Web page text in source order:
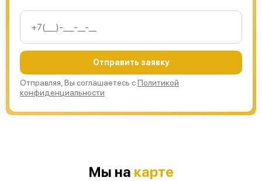
Отправить заявку
Отправляя, Вы соглашаетесь сПолитикой
конфиденциальности
Мы на карте